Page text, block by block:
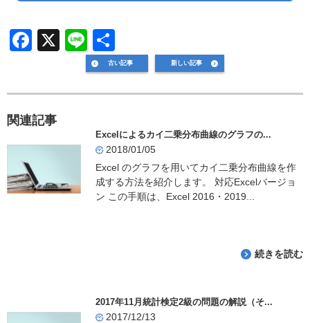
F
b
o
o
k
X
Li
n
有
古い記事 新しい記事
関連記事
Excelによるカイ二乗分布曲線のグラフの...
2018/01/05
Excel のグラフを用いてカイ二乗分布曲線を作
成する方法を紹介します。 対応Excelバージョ
ン この手順は、Excel 2016・2019...
続きを読む
2017年11月統計検定2級の問題の解説（そ...
2017/12/13